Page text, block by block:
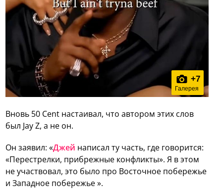
+7
Галерея
Вновь 50 Cent настаивал, что автором этих слов
был Jay Z, а не он.
Он заявил: «Джей написал ту часть, где говорится:
«Перестрелки, прибрежные конфликты». Я в этом
не участвовал, это было про Восточное побережье
и Западное побережье ».